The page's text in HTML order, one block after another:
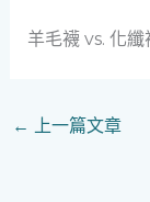
羊毛襪 vs. 化
← 上一篇文章